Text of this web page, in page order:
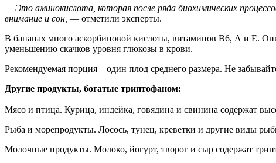
— Это аминокислота, которая после ряда биохимических
внимание и сон, — отметили эксперты.
В бананах много аскорбиновой кислоты, витаминов В6, А и Е.
уменьшению скачков уровня глюкозы в крови.
Рекомендуемая порция – один плод среднего размера. Не
Другие продукты, богатые триптофаном:
Мясо и птица. Курица, индейка, говядина и свинина содержат
Рыба и морепродукты. Лосось, тунец, креветки и другие виды
Молочные продукты. Молоко, йогурт, творог и сыр содержат